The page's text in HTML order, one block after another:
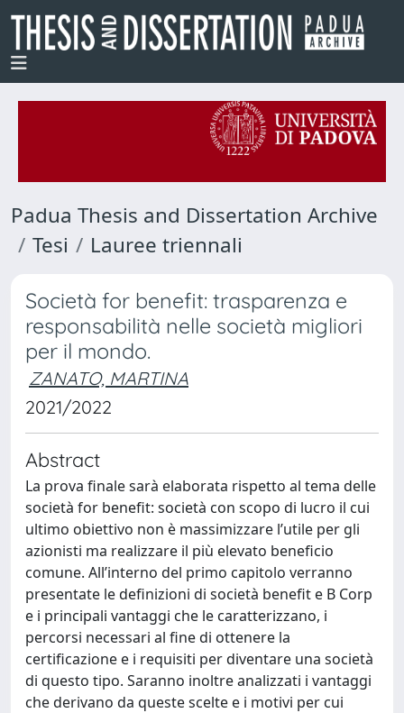
Padua Thesis and Dissertation Archive
Tesi
Lauree triennali
Società for benefit: trasparenza e
responsabilità nelle società migliori
per il mondo.
ZANATO, MARTINA
2021/2022
Abstract
La prova finale sarà elaborata rispetto al tema delle
società for benefit: società con scopo di lucro il cui
ultimo obiettivo non è massimizzare l’utile per gli
azionisti ma realizzare il più elevato beneficio
comune. All’interno del primo capitolo verranno
presentate le definizioni di società benefit e B Corp
e i principali vantaggi che le caratterizzano, i
percorsi necessari al fine di ottenere la
certificazione e i requisiti per diventare una società
di questo tipo. Saranno inoltre analizzati i vantaggi
che derivano da queste scelte e i motivi per cui